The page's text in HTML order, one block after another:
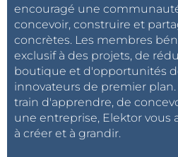
publication de cette actualité.
Note de la rédaction : Cet
publié dans une édition
Étant donné l’ancienneté du
que certains composants,
produits ou liens
mentionnés
encouragé une
concevoir, construire et
concrètes. Les membres
exclusif à des projets, de
boutique et d'opportunités
innovateurs de premier plan.
train d'apprendre, de
une entreprise, Elektor vous
à créer et à grandir.